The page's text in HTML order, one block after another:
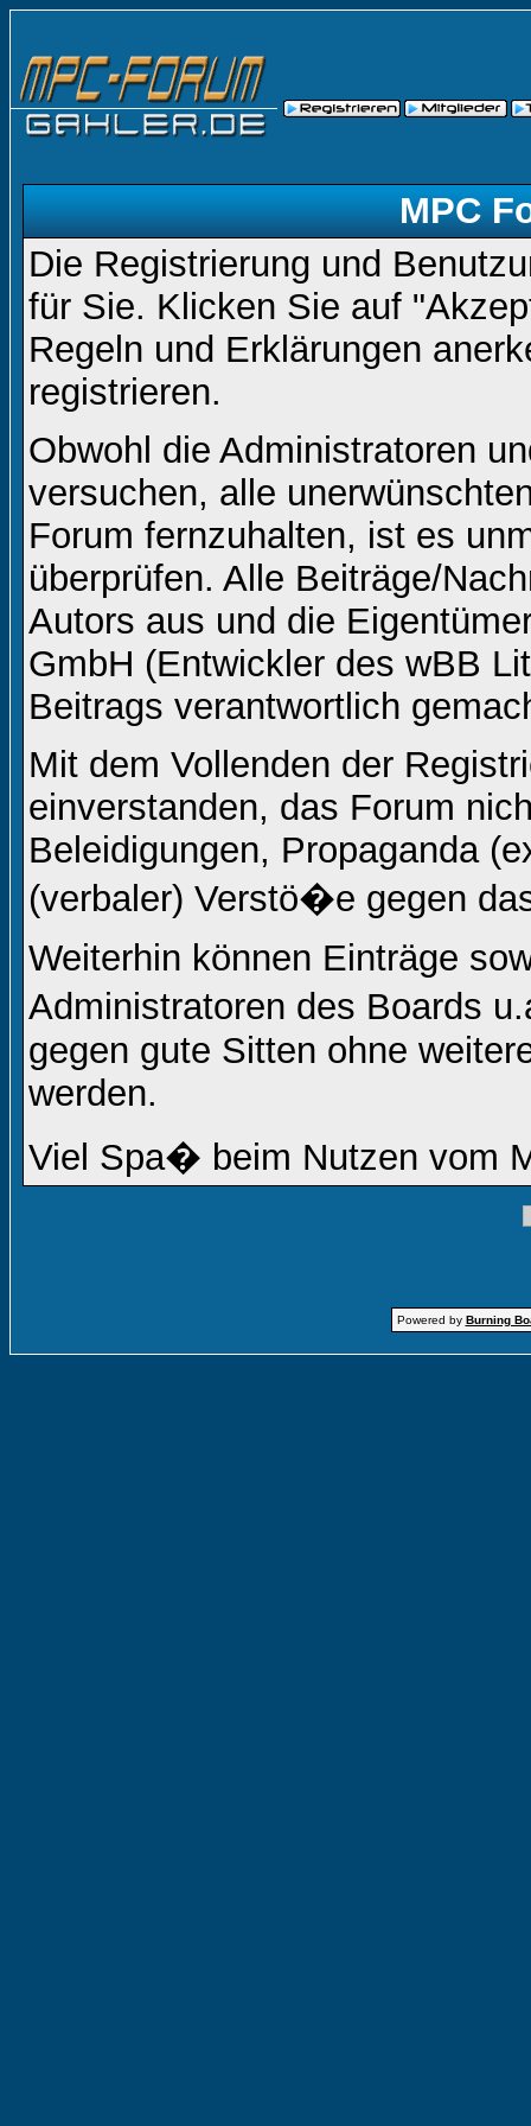
MPC
Die Registrierung und
für Sie. Klicken Sie auf
Regeln und Erklärungen
registrieren.
Obwohl die Administratoren
versuchen, alle
Forum fernzuhalten, ist es
überprüfen. Alle Beiträge/
Autors aus und die
GmbH (Entwickler des wBB
Beitrags verantwortlich
Mit dem Vollenden der
einverstanden, das Forum
Beleidigungen, Propaganda
(verbaler) Verstö�e gegen
Weiterhin können Einträge
Administratoren des Boards
gegen gute Sitten ohne
werden.
Viel Spa� beim Nutzen vom
Powered by Burning